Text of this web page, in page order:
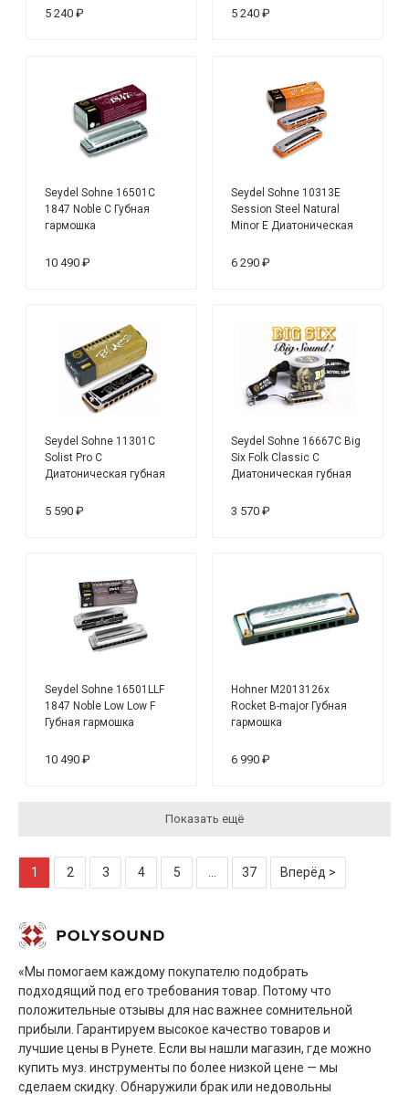
5 240 ₽ 5 240 ₽
Seydel Sohne 16501C
1847 Noble C Губная
гармошка
10 490 ₽
Seydel Sohne 10313E
Session Steel Natural
Minor E Диатоническая
6 290 ₽
Seydel Sohne 11301C
Solist Pro C
Диатоническая губная
5 590 ₽
Seydel Sohne 16667C Big
Six Folk Classic C
Диатоническая губная
3 570 ₽
Seydel Sohne 16501LLF
1847 Noble Low Low F
Губная гармошка
10 490 ₽
Hohner M2013126x
Rocket B-major Губная
гармошка
6 990 ₽
Показать ещё
1 2 3 4 5 37 Вперёд >
«Мы помогаем каждому покупателю подобрать
подходящий под его требования товар. Потому что
положительные отзывы для нас важнее сомнительной
прибыли. Гарантируем высокое качество товаров и
лучшие цены в Рунете. Если вы нашли магазин, где можно
купить муз. инструменты по более низкой цене — мы
сделаем скидку. Обнаружили брак или недовольны